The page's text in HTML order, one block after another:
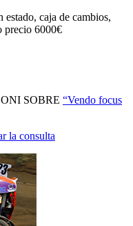
estado, caja de cambios,
precio 6000€
SOBRE “Vendo focus
la consulta